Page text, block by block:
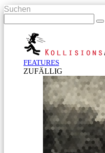
Suchen
FEATURES
ZUFÄLLIG